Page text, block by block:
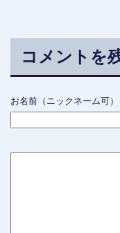
コメントを
お名前（ニックネーム可）